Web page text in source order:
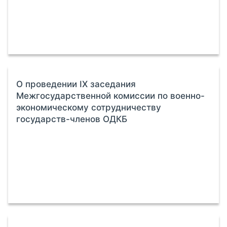
О проведении IX заседания
Межгосударственной комиссии по военно-
экономическому сотрудничеству
государств-членов ОДКБ